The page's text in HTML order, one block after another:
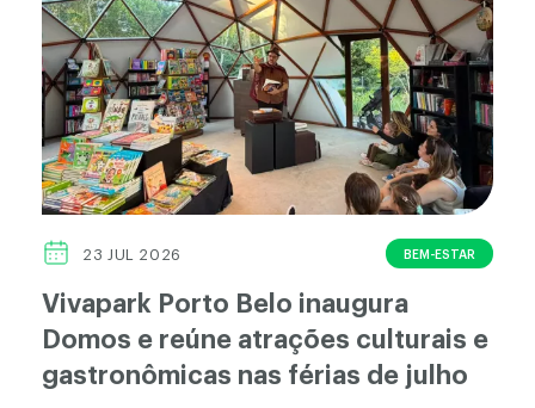
23 JUL 2026 BEM-ESTAR
Vivapark Porto Belo inaugura
Domos e reúne atrações culturais e
gastronômicas nas férias de julho